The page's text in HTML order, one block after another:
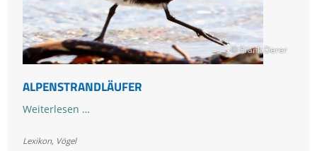
© Frank Derer
ALPENSTRANDLÄUFER
Weiterlesen …
Lexikon, Vögel